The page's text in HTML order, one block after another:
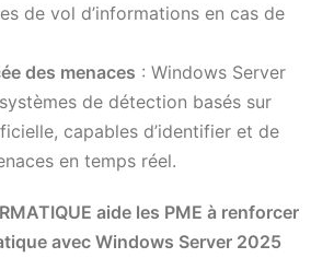
de vol d’informations en cas de
des menaces : Windows Server
de détection basés sur
capables d’identifier et de
en temps réel.
aide les PME à renforcer
avec Windows Server 2025